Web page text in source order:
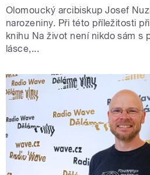
Olomoucký arcibiskup Josef
narozeniny. Při této příležitosti
knihu Na život není nikdo sám s
lásce,...